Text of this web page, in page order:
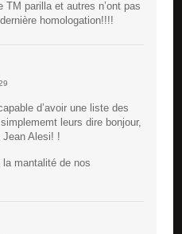
parilla et autres n’ont pas
homologation!!!!
d’avoir une liste des
leurs dire bonjour,
Alesi! !
mantalité de nos